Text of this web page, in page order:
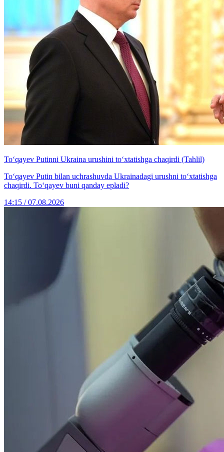
To‘qayev Putinni Ukraina urushini to‘xtatishga chaqirdi (Tahlil)
To‘qayev Putin bilan uchrashuvda Ukrainadagi urushni to‘xtatishga
chaqirdi. To‘qayev buni qanday epladi?
14:15 / 07.08.2026